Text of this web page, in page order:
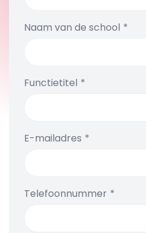
Naam van de school
Functietitel
E-mailadres
Telefoonnummer